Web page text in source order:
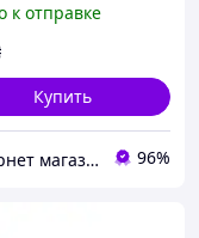
к отправке
Купить
Интернет магазин SportOK 96%